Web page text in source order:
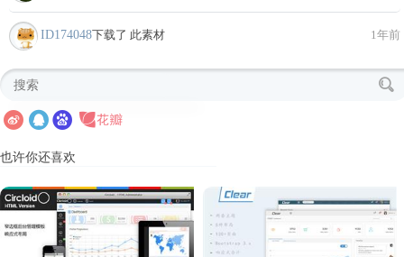
ID174048下载了 此素材 1年前
也许你还喜欢